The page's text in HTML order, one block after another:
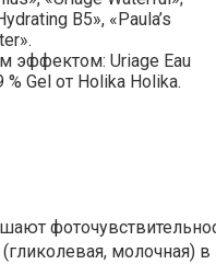
B5», «Paula’s
эффектом: Uriage Eau
Gel от Holika Holika.
молочная)